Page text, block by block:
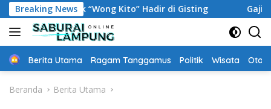
Langsung
ke
konten
Breaking News
“Wong Kito” Hadir di Gisting Gaji Rp3.300
Home
Berita Utama Ragam Tanggamus Politik Wisata Oto
Beranda Berita Utama